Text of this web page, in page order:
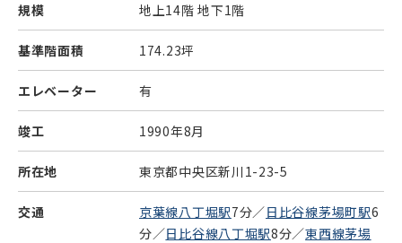
規模 地上14階 地下1階
基準階面積 174.23坪
エレベーター 有
竣工 1990年8月
所在地 東京都中央区新川1-23-5
交通 京葉線八丁堀駅7分／日比谷線茅場町駅6
分／日比谷線八丁堀駅8分／東西線茅場